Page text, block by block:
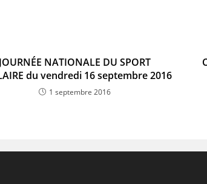
JOURNÉE NATIONALE DU SPORT
du vendredi 16 septembre 2016
1 septembre 2016